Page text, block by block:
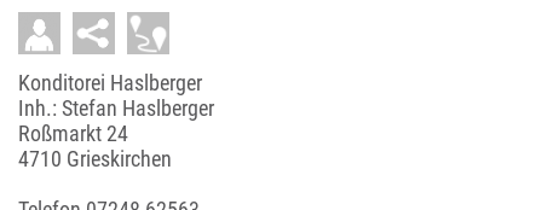
Konditorei Haslberger
Inh.: Stefan Haslberger
Roßmarkt 24
4710 Grieskirchen